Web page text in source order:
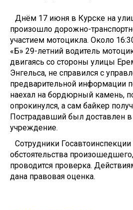
Днём 17 июня в Курске на
произошло дорожно-
участием мотоцикла. Около
«Б» 29-летний водитель
двигаясь со стороны улицы
Энгельса, не справился с
предварительной информации
наехал на бордюрный камень,
опрокинулся, а сам байкер
Пострадавший был доставлен
учреждение.
Сотрудники
обстоятельства
проводится проверка.
дана правовая оценка.